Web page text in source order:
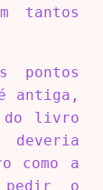
tantos
pontos
antiga,
do livro
como a
pedir o